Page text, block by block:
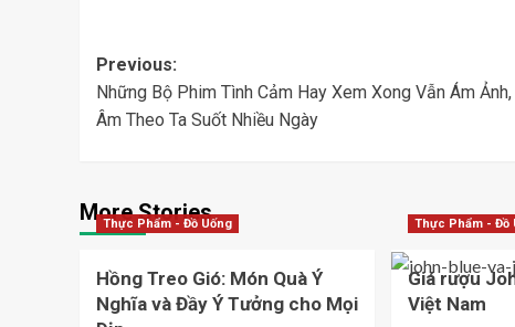
Post
navigation
Previous:
Những Bộ Phim Tình Cảm Hay Xem Xong Vẫn Ám
Âm Theo Ta Suốt Nhiều Ngày
More Stories
Thực Phẩm - Đồ Uống
Hồng Treo Gió: Món Quà Ý
Nghĩa và Đầy Ý Tưởng cho Mọi
Thực Phẩm - Đồ
Giá rượu
Việt Nam